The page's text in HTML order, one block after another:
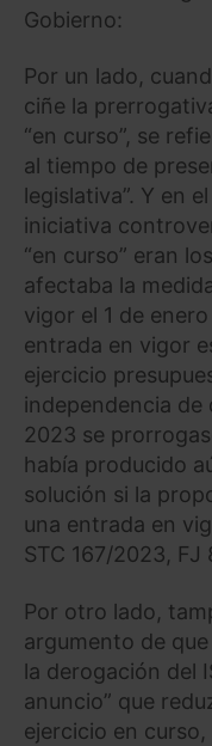
Gobierno:
Por un lado,
ciñe la
“en curso”, se
al tiempo de
legislativa”. Y en
iniciativa
“en curso” eran
afectaba la
vigor el 1 de
entrada en vigor
ejercicio
independencia de
2023 se
había producido
solución si la
una entrada en
STC 167/2023, FJ
Por otro lado,
argumento de
la derogación del
anuncio” que
ejercicio en